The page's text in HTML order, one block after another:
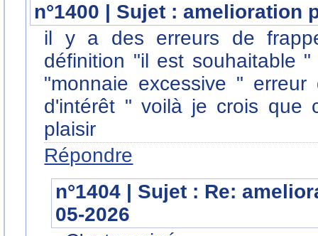
n°1400 | Sujet : amelioration
il y a des erreurs de
définition "il est souhaitable
"monnaie excessive "
d'intérêt " voilà je crois que
plaisir
Répondre
n°1404 | Sujet : Re:
05-2026